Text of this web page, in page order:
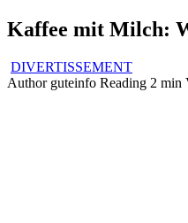
Kaffee mit Milch:
DIVERTISSEMENT
Author guteinfo Reading 2 min